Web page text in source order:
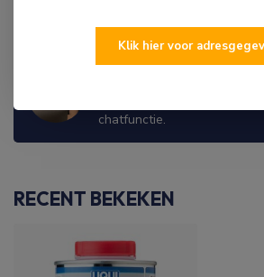
WIJ ZIJN ER OM JE TE
chatfunctie.
RECENT BEKEKEN
Klik hier voor